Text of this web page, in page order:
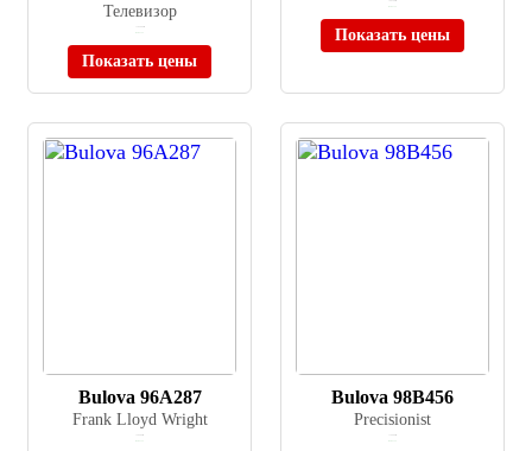
Телевизор
Показать цены
Показать цены
Bulova 96A287
Frank Lloyd Wright
Bulova 98B456
Precisionist